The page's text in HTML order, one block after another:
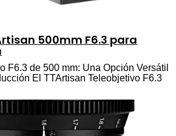
500mm F6.3 para
F6.3 de 500 mm: Una Opción Versátil
El TTArtisan Teleobjetivo F6.3